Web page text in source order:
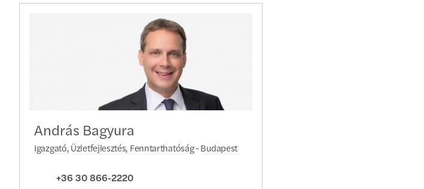
András Bagyura
Igazgató, Üzletfejlesztés, Fenntarthatóság - Budapest
+36 30 866-2220